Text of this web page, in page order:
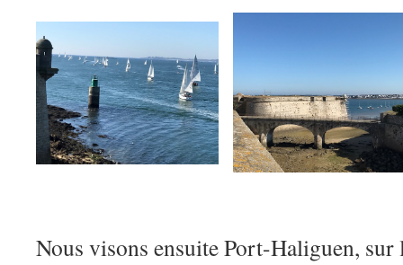
Nous visons ensuite Port-Haliguen, sur